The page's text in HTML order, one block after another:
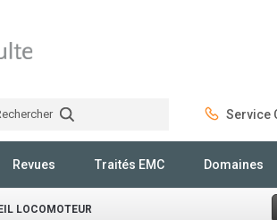
Service
Revues Traités EMC Domaines
LOCOMOTEUR